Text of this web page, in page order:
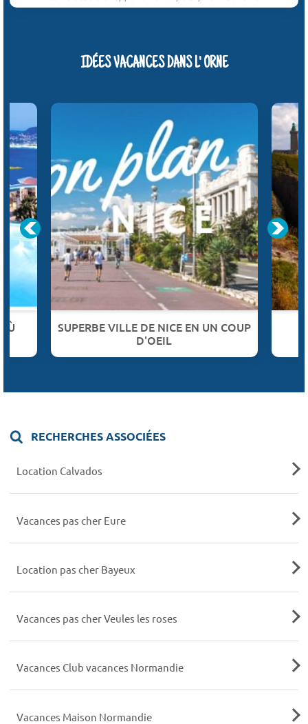
IDÉES VACANCES DANS L' ORNE
SUPERBE VILLE DE NICE EN UN COUP
D'OEIL
RECHERCHES ASSOCIÉES
Location Calvados
Vacances pas cher Eure
Location pas cher Bayeux
Vacances pas cher Veules les roses
Vacances Club vacances Normandie
Vacances Maison Normandie